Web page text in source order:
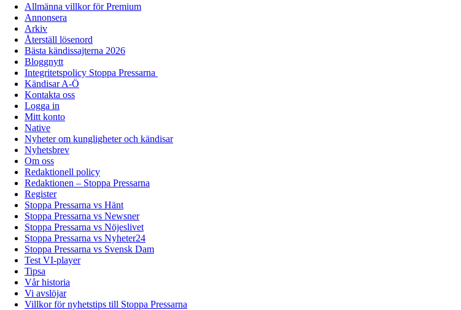
Allmänna villkor för Premium
Annonsera
Arkiv
Återställ lösenord
Bästa kändissajterna 2026
Bloggnytt
Integritetspolicy Stoppa Pressarna
Kändisar A-Ö
Kontakta oss
Logga in
Mitt konto
Native
Nyheter om kungligheter och kändisar
Nyhetsbrev
Om oss
Redaktionell policy
Redaktionen – Stoppa Pressarna
Register
Stoppa Pressarna vs Hänt
Stoppa Pressarna vs Newsner
Stoppa Pressarna vs Nöjeslivet
Stoppa Pressarna vs Nyheter24
Stoppa Pressarna vs Svensk Dam
Test VI-player
Tipsa
Vår historia
Vi avslöjar
Villkor för nyhetstips till Stoppa Pressarna